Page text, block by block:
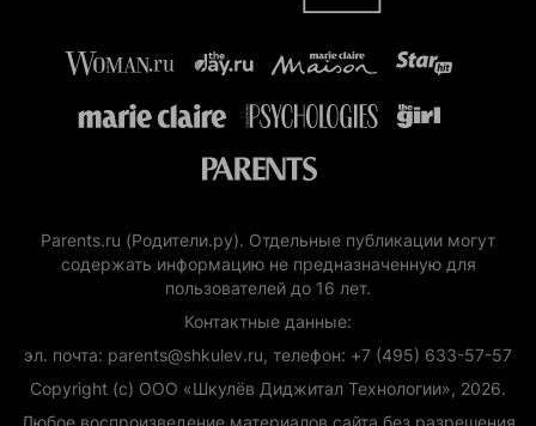
Parents.ru (Родители.ру). Отдельные публикации могут
содержать информацию не предназначенную для
пользователей до 16 лет.
Контактные данные:
эл. почта: parents@shkulev.ru, телефон: +7 (495) 633-57-57
Copyright (с) ООО «Шкулёв Диджитал Технологии», 2026.
Любое воспроизведение материалов сайта без разрешения